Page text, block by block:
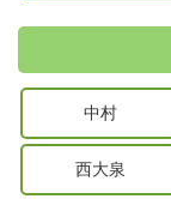
中村
西大泉